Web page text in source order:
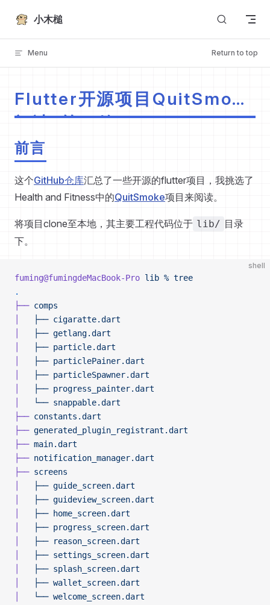
Skip to content
小木槌
Menu Return to top
Flutter开源项目QuitSmoke
阅读-第一篇
前言
这个GitHub仓库汇总了一些开源的flutter项目，我挑选了
Health and Fitness中的QuitSmoke项目来阅读。
将项目clone至本地，其主要工程代码位于 lib/ 目录
下。
shell
fuming@fumingdeMacBook-Pro lib % tree
.
├── comps
├── cigaratte.dart
├── getlang.dart
├── particle.dart
├── particlePainer.dart
├── particleSpawner.dart
├── progress_painter.dart
└── snappable.dart
├── constants.dart
├── generated_plugin_registrant.dart
├── main.dart
├── notification_manager.dart
├── screens
├── guide_screen.dart
├── guideview_screen.dart
├── home_screen.dart
├── progress_screen.dart
├── reason_screen.dart
├── settings_screen.dart
├── splash_screen.dart
├── wallet_screen.dart
└── welcome_screen.dart